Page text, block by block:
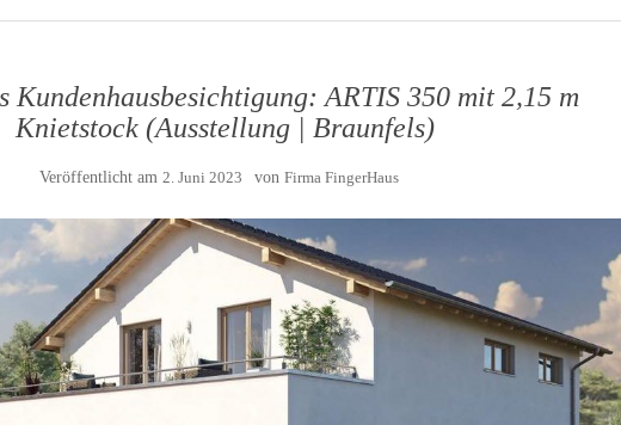
Kundenhausbesichtigung: ARTIS 350 mit 2,15 m
Knietstock (Ausstellung | Braunfels)
Veröffentlicht am 2. Juni 2023 von Firma FingerHaus